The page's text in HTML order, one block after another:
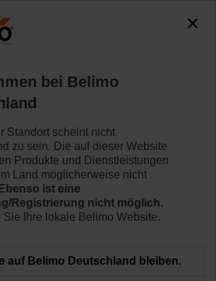
bei Belimo
Standort scheint nicht
zu sein. Die auf dieser Website
Produkte und Dienstleistungen
Land möglicherweise nicht
Ebenso ist eine
Registrierung nicht möglich.
Sie Ihre lokale Belimo Website.
auf Belimo Deutschland bleiben.